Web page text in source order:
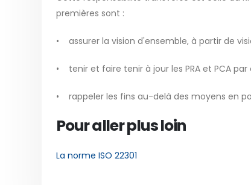
premières sont :
• assurer la vision d'ensemble, à partir de
• tenir et faire tenir à jour les PRA et PCA
• rappeler les fins au-delà des moyens en
Pour aller plus loin
La norme ISO 22301